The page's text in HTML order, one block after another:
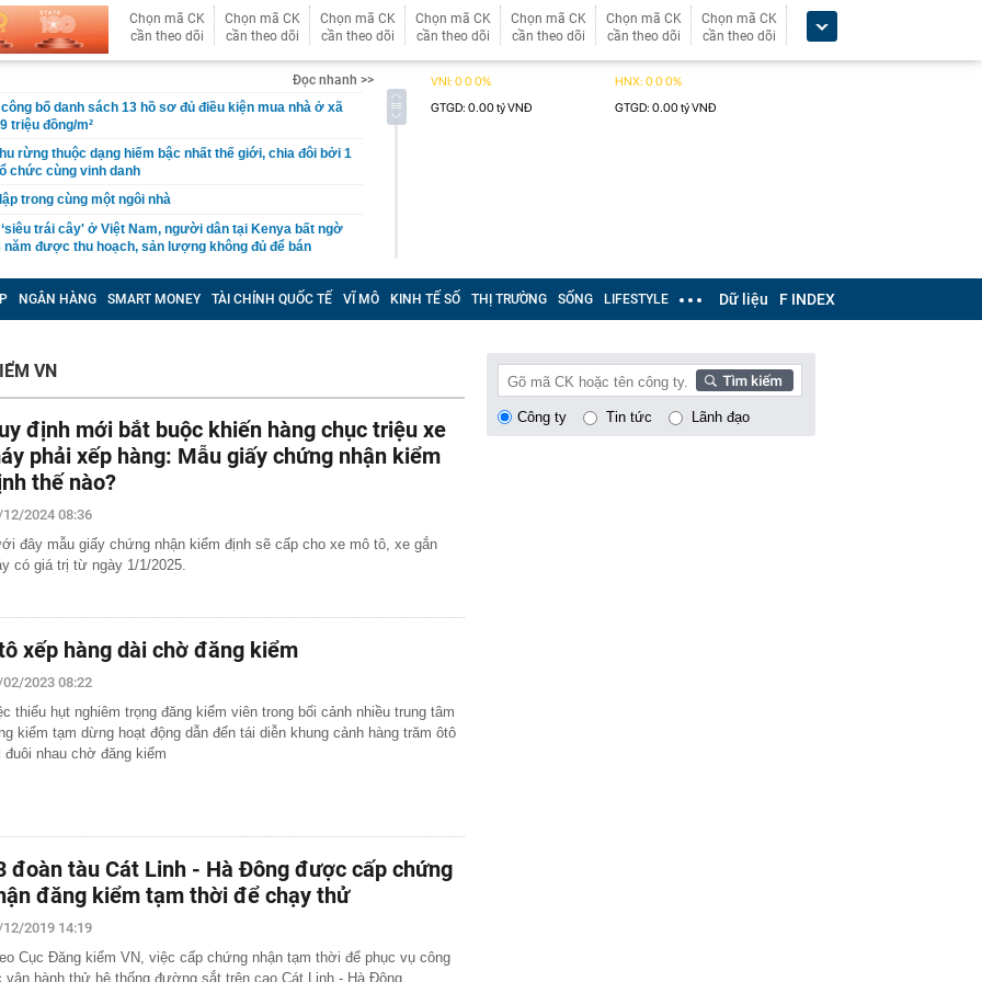
Chọn mã CK
cần theo dõi
Chọn mã CK
cần theo dõi
Chọn mã CK
cần theo dõi
Chọn mã CK
cần theo dõi
Chọn mã CK
cần theo dõi
Chọn mã CK
cần theo dõi
Chọn mã CK
cần theo dõi
Đọc nhanh >>
công bố danh sách 13 hồ sơ đủ điều kiện mua nhà ở xã
triệu đồng/m²
rừng thuộc dạng hiếm bậc nhất thế giới, chia đôi bởi 1
chức cùng vinh danh
trong cùng một ngôi nhà
trái cây' ở Việt Nam, người dân tại Kenya bất ngờ
được thu hoạch, sản lượng không đủ để bán
xong KHÔNG NÊN vứt vỏ?
viện đạt doanh thu gần 1.000 tỷ đồng chỉ trong nửa
gần 200 tỷ đưa công nghệ tiên tiến nhất thế giới về
núi ít người biết cao hơn 3.000 m: Sở hữu rừng đỗ
trạm y tế ở Đắk Lắk
Chủ tịch xinh đẹp sinh năm 1999 ra sao?
USD từ xe điện năm 2025-2026, ước tính lỗ thêm 3,3 tỷ
2027
thép lỗ lũy kế hơn 3.800 tỷ, khoản phải trả nhóm Vin
tỷ đồng
chứng khoán Việt Nam đón một thông tin quan
bố áp thuế 20% với tài sản uỷ thác ở nước ngoài,
nhào' tìm cách nộp tiền
"bốc đầu" kịch trần 5 phiên liên tiếp sau khi báo lãi
hơn 9.200 tỷ đồng trong nửa cuối năm 2026: Động lực
6 doanh nghiệp tăng trưởng, định giá hợp lý
từ cho vay, vì đâu Vietcombank có khoản lãi 2.900 tỷ
quỹ phúc lợi 174 tỷ đồng cho gần 1.700 nhân viên:
tháng tuổi, miễn học phí, hỗ trợ nửa tiền ăn
của MWG có thể mở hơn 1.000 cửa hàng trong
nhiều khả năng vượt kế hoạch
NGÂN HÀNG SMART MONEY TÀI CHÍNH QUỐC TẾ VĨ MÔ KINH TẾ SỐ THỊ TRƯỜNG SỐNG LIFESTYLE Dữ liệu F INDEX
VN
định mới bắt buộc khiến hàng chục triệu xe
phải xếp hàng: Mẫu giấy chứng nhận kiểm
thế nào?
2024 08:36
đây mẫu giấy chứng nhận kiểm định sẽ cấp cho xe mô tô, xe gắn
có giá trị từ ngày 1/1/2025.
xếp hàng dài chờ đăng kiểm
2023 08:22
thiếu hụt nghiêm trọng đăng kiểm viên trong bối cảnh nhiều trung tâm
kiểm tạm dừng hoạt động dẫn đến tái diễn khung cảnh hàng trăm ôtô
đuôi nhau chờ đăng kiểm
đoàn tàu Cát Linh - Hà Đông được cấp chứng
đăng kiểm tạm thời để chạy thử
2019 14:19
Cục Đăng kiểm VN, việc cấp chứng nhận tạm thời để phục vụ công
vận hành thử hệ thống đường sắt trên cao Cát Linh - Hà Đông.
Công ty Tin tức Lãnh đạo